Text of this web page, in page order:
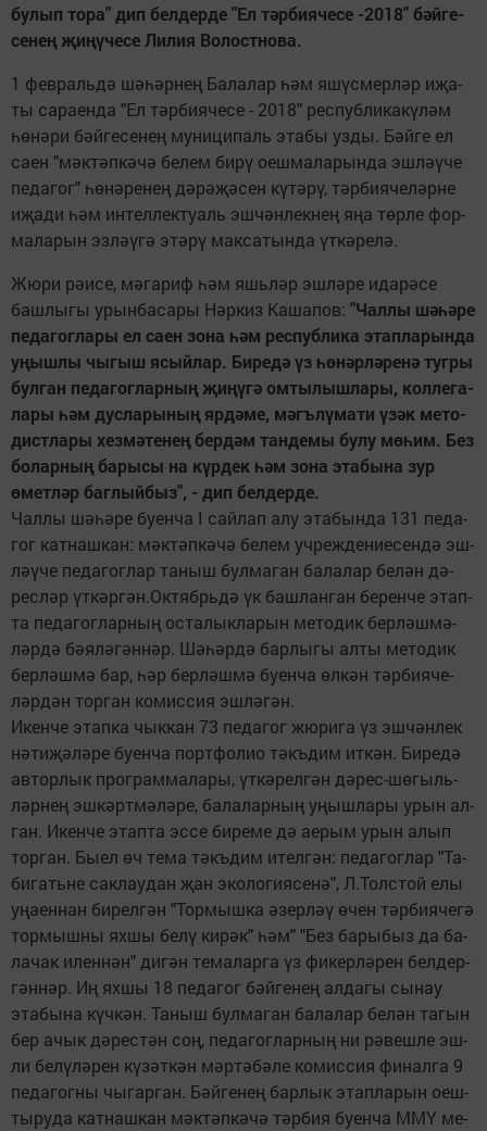
бу­лып то­ра" дип бел­дер­де "Ел тәр­би­я­че­се -2018" бәй­ге­
се­нең җи­ңү­че­се Ли­лия Во­лост­но­ва.
1 фев­раль­дә шә­һәр­нең Ба­ла­лар һәм яшүс­мер­ләр иҗа­
ты са­ра­ен­да "Ел тәр­би­я­че­се - 2018" рес­пуб­ли­ка­кү­ләм
һө­нә­ри бәй­ге­се­нең му­ни­ци­паль эта­бы уз­ды. Бәй­ге ел
са­ен "мәк­тәп­кә­чә бе­лем би­рү оеш­ма­ла­рын­да эш­лә­ү­че
пе­да­гог" һө­нә­ре­нең дә­рә­җә­сен кү­тә­рү, тәр­би­я­че­ләр­не
иҗа­ди һәм ин­тел­лек­ту­аль эш­чән­лек­нең яңа төр­ле фор­
ма­ла­рын эз­лә­ү­гә этә­рү мак­са­тын­да үт­кә­ре­лә.
Жю­ри рә­и­се, мә­га­риф һәм яшь­ләр эш­лә­ре ида­рә­се
баш­лы­гы урын­ба­са­ры Нәр­киз Ка­ша­пов: "Чал­лы шә­һә­ре
пе­да­гог­ла­ры ел са­ен зо­на һәм рес­пуб­ли­ка этап­ла­рын­да
уңыш­лы чы­гыш ясый­лар. Би­ре­дә үз һө­нәр­лә­ре­нә туг­ры
бул­ган пе­да­гог­лар­ның җи­ңү­гә ом­ты­лыш­ла­ры, кол­ле­га­
ла­ры һәм дус­ла­ры­ның яр­дә­ме, мәгъ­лү­ма­ти үзәк ме­то­
дист­ла­ры хез­мә­те­нең бер­дәм тан­де­мы бу­лу мө­һим. Без
бо­лар­ның ба­ры­сы на күр­дек һәм зо­на эта­бы­на зур
өмет­ләр баг­лый­быз", - дип бел­дер­де.
Чал­лы шә­һә­ре бу­ен­ча I сай­лап алу эта­бын­да 131 пе­да­
гог кат­наш­кан: мәк­тәп­кә­чә бе­лем уч­реж­де­ни­е­сен­дә эш­
лә­ү­че пе­да­гог­лар та­ныш бул­ма­ган ба­ла­лар бе­лән дә­
рес­ләр үт­кәр­гән.Ок­тябрь­дә үк баш­лан­ган бе­рен­че этап­
та пе­да­гог­лар­ның ос­та­лык­ла­рын ме­то­дик бер­ләш­мә­
ләр­дә бә­я­лә­гән­нәр. Шә­һәр­дә бар­лы­гы ал­ты ме­то­дик
бер­ләш­мә бар, һәр бер­ләш­мә бу­ен­ча өл­кән тәр­би­я­че­
ләр­дән тор­ган ко­мис­сия эш­лә­гән.
Икен­че этап­ка чык­кан 73 пе­да­гог жю­ри­га үз эш­чән­лек
нә­ти­җә­лә­ре бу­ен­ча порт­фо­лио тәкъ­дим ит­кән. Би­ре­дә
ав­тор­лык прог­рам­ма­ла­ры, үт­кә­рел­гән дә­рес-шө­гыль­
ләр­нең эш­кәрт­мә­лә­ре, ба­ла­лар­ның уңыш­ла­ры урын ал­
ган. Икен­че этап­та эс­се би­ре­ме дә ае­рым урын алып
тор­ган. Бы­ел өч те­ма тәкъ­дим ител­гән: пе­да­гог­лар "Та­
би­гать­не сак­лау­дан җан эко­ло­ги­я­се­нә", Л.Тол­стой елы
уңа­ен­нан би­рел­гән "Тор­мыш­ка әзер­ләү өчен тәр­би­я­че­гә
тор­мыш­ны ях­шы бе­лү ки­рәк" һәм" "Без ба­ры­быз да ба­
ла­чак илен­нән" ди­гән те­ма­лар­га үз фи­кер­лә­рен бел­дер­
гән­нәр. Иң ях­шы 18 пе­да­гог бәй­ге­нең ал­да­гы сы­нау
эта­бы­на күч­кән. Та­ныш бул­ма­ган ба­ла­лар бе­лән та­гын
бер ачык дә­рес­тән соң, пе­да­гог­лар­ның ни рә­веш­ле эш­
ли бе­лү­лә­рен кү­зәт­кән мәр­тә­бә­ле ко­мис­сия фи­нал­га 9
пе­да­гог­ны чы­гар­ган. Бәй­ге­нең бар­лык этап­ла­рын оеш­
ты­ру­да кат­наш­кан мәк­тәп­кә­чә тәр­бия бу­ен­ча ММҮ ме­